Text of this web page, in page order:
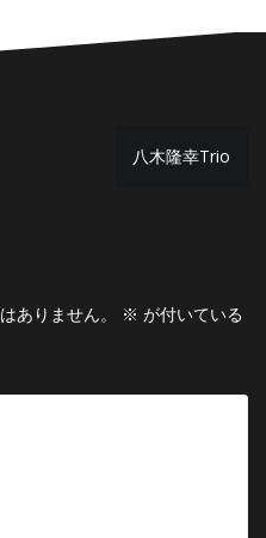
八木隆幸Trio
ありません。 ※ が付いている